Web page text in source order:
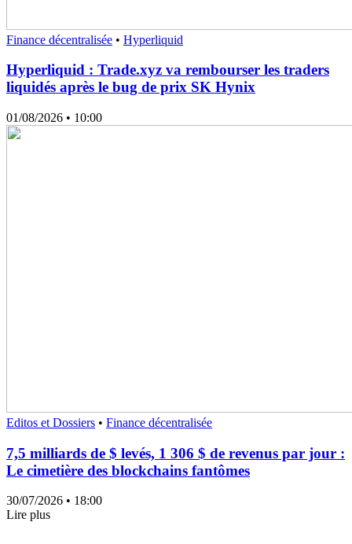
Finance décentralisée • Hyperliquid
Hyperliquid : Trade.xyz va rembourser les traders
liquidés après le bug de prix SK Hynix
01/08/2026 • 10:00
Editos et Dossiers • Finance décentralisée
7,5 milliards de $ levés, 1 306 $ de revenus par jour :
Le cimetière des blockchains fantômes
30/07/2026 • 18:00
Lire plus